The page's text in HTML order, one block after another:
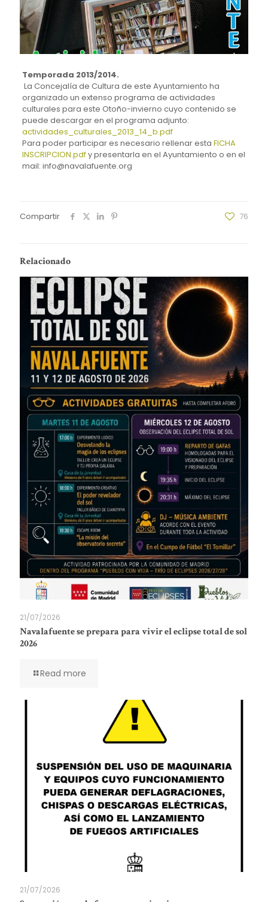
Temporada 2013/2014.
La Concejalía de Cultura de este Ayuntamiento ha
organizado un extenso programa de actividades
culturales para este Otoño-invierno cuyo contenido se
puede descargar en el programa adjunto:
actividades_culturales_2013_14_b.pdf
Para poder participar es necesario rellenar esta FICHA
INSCRIPCION.pdfy presentarla en el Ayuntamiento o en el
mail: info@navalafuente.org
Compartir 76
Relacionado
21/07/2026
Navalafuente se prepara para vivir el eclipse total de sol
2026
Read more
21/07/2026